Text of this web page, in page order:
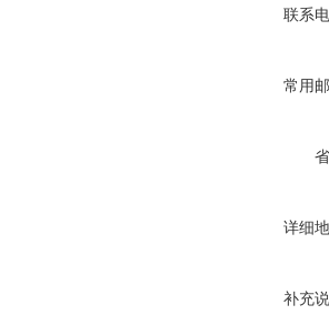
联系
常用
详细
补充